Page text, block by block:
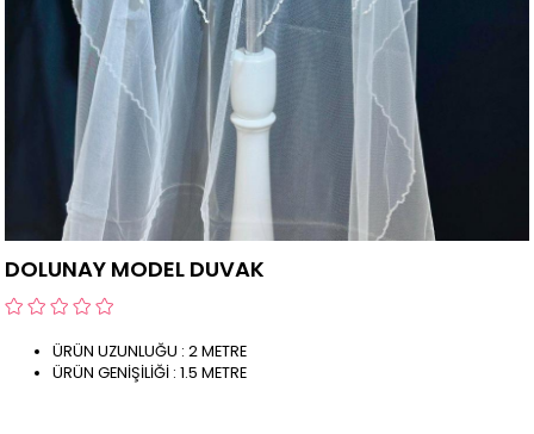
DOLUNAY MODEL DUVAK
ÜRÜN UZUNLUĞU : 2 METRE
ÜRÜN GENİŞİLİĞİ : 1.5 METRE